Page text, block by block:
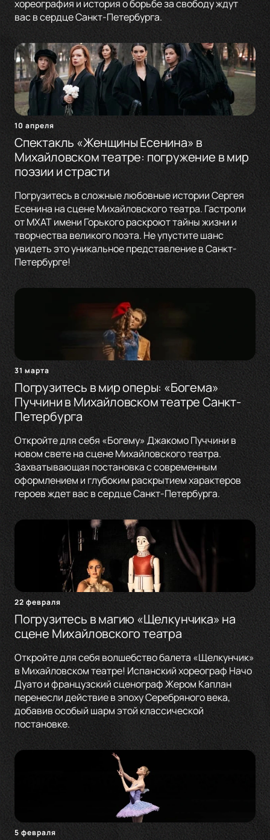
хореография и история о борьбе за свободу ждут
вас в сердце Санкт-Петербурга.
10 апреля
Спектакль «Женщины Есенина» в
Михайловском театре: погружение в мир
поэзии и страсти
Погрузитесь в сложные любовные истории Сергея
Есенина на сцене Михайловского театра. Гастроли
от МХАТ имени Горького раскроют тайны жизни и
творчества великого поэта. Не упустите шанс
увидеть это уникальное представление в Санкт-
Петербурге!
31 марта
Погрузитесь в мир оперы: «Богема»
Пуччини в Михайловском театре Санкт-
Петербурга
Откройте для себя «Богему» Джакомо Пуччини в
новом свете на сцене Михайловского театра.
Захватывающая постановка с современным
оформлением и глубоким раскрытием характеров
героев ждет вас в сердце Санкт-Петербурга.
22 февраля
Погрузитесь в магию «Щелкунчика» на
сцене Михайловского театра
Откройте для себя волшебство балета «Щелкунчик»
в Михайловском театре! Испанский хореограф Начо
Дуато и французский сценограф Жером Каплан
перенесли действие в эпоху Серебряного века,
добавив особый шарм этой классической
постановке.
5 февраля